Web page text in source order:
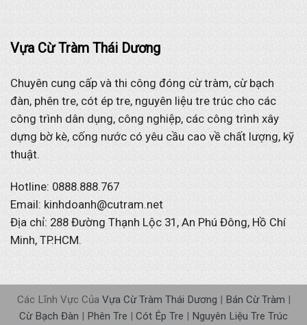
Vựa Cừ Tràm Thái Dương
Chuyên cung cấp và thi công đóng cừ tràm, cừ bạch
đàn, phên tre, cót ép tre, nguyên liệu tre trúc cho các
công trình dân dụng, công nghiệp, các công trình xây
dựng bờ kè, cống nước có yêu cầu cao về chất lượng, kỹ
thuật.
Hotline: 0888.888.767
Email: kinhdoanh@cutram.net
Địa chỉ: 288 Đường Thạnh Lộc 31, An Phú Đông, Hồ Chí
Minh, TP.HCM.
Các Lĩnh Vực Của Vựa Cừ Tràm Thái Dương Bán Cừ Tràm
Cừ Bạch Đàn
Phên Tre Cót Ép Tre Nguyên Liệu Tre Trúc